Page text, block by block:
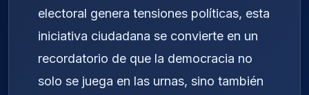
electoral genera tensiones políticas, esta
iniciativa ciudadana se convierte en un
recordatorio de que la democracia no
solo se juega en las urnas, sino también